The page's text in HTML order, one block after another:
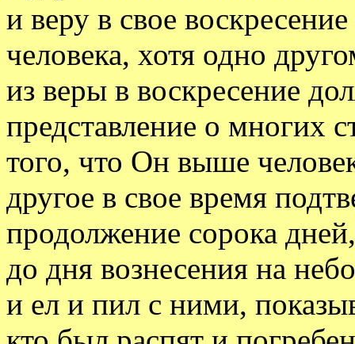
и веру в свое
человека, хотя одно
из веры в воскресение
представление о многих
того, что Он выше
другое в свое время
продолжение сорока
до дня вознесения на
и ел и пил с ними,